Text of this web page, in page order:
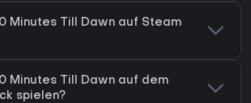
Minutes Till Dawn auf Steam
Minutes Till Dawn auf dem
spielen?